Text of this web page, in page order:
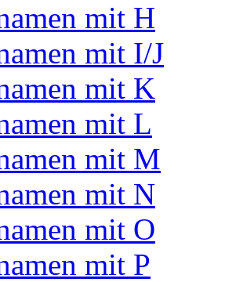
mit H
mit I/J
mit K
mit L
mit M
mit N
mit O
mit P